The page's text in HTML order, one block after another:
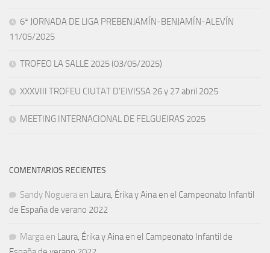
6ª JORNADA DE LIGA PREBENJAMÍN-BENJAMÍN-ALEVÍN
11/05/2025
TROFEO LA SALLE 2025 (03/05/2025)
XXXVIII TROFEU CIUTAT D’EIVISSA 26 y 27 abril 2025
MEETING INTERNACIONAL DE FELGUEIRAS 2025
COMENTARIOS RECIENTES
Sandy Noguera en Laura, Érika y Aina en el Campeonato Infantil
de España de verano 2022
Marga en Laura, Érika y Aina en el Campeonato Infantil de